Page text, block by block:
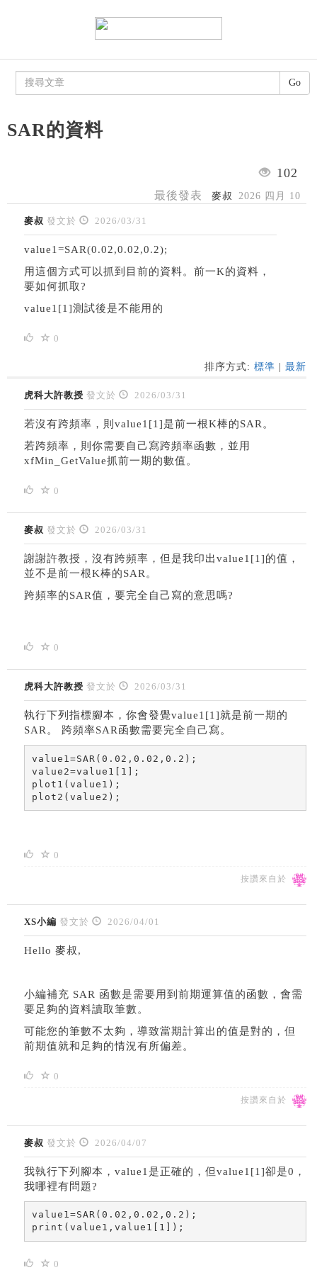
SAR的資料
102
最後發表 麥叔 2026 四月 10
麥叔 發文於 2026/03/31
value1=SAR(0.02,0.02,0.2);
用這個方式可以抓到目前的資料。前一K的資料，
要如何抓取?
value1[1]測試後是不能用的
0
排序方式: 標準 最新
虎科大許教授 發文於 2026/03/31
若沒有跨頻率，則value1[1]是前一根K棒的SAR。
若跨頻率，則你需要自己寫跨頻率函數，並用
xfMin_GetValue抓前一期的數值。
0
麥叔 發文於 2026/03/31
謝謝許教授，沒有跨頻率，但是我印出value1[1]的值，
並不是前一根K棒的SAR。
跨頻率的SAR值，要完全自己寫的意思嗎?
0
虎科大許教授 發文於 2026/03/31
執行下列指標腳本，你會發覺value1[1]就是前一期的
SAR。 跨頻率SAR函數需要完全自己寫。
value1=SAR(0.02,0.02,0.2);
value2=value1[1];
plot1(value1);
plot2(value2);
0
按讚來自於
XS小編 發文於 2026/04/01
Hello 麥叔,
小編補充 SAR 函數是需要用到前期運算值的函數，會需
要足夠的資料讀取筆數。
可能您的筆數不太夠，導致當期計算出的值是對的，但
前期值就和足夠的情況有所偏差。
0
按讚來自於
麥叔 發文於 2026/04/07
我執行下列腳本，value1是正確的，但value1[1]卻是0，
我哪裡有問題?
value1=SAR(0.02,0.02,0.2);
print(value1,value1[1]);
0
Go